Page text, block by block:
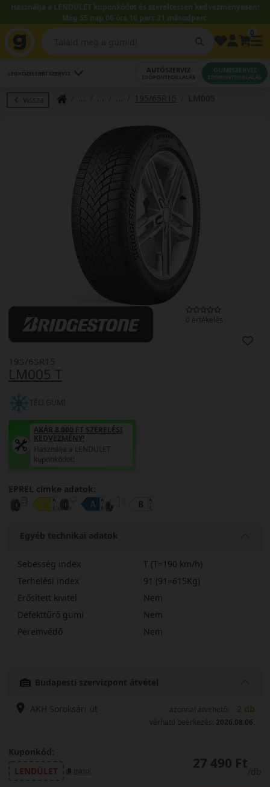
Használja a LENDÜLET kuponkódot és szereltessen kedvezményesen!
Még 55 nap 06 óra 16 perc 31 másodperc.
LEGKÖZELEBBI SZERVIZ AUTÓSZERVIZ
IDŐPONTFOGLALÁS
GUMISZERVIZ
IDŐPONTFOGLALÁS
Vissza 195/65R15
0 értékelés
LM005 T
195/65R15
TÉLI GUMI
AKÁR 8.000 FT SZERELÉSI
KEDVEZMÉNY!
Használja a LENDÜLET
kuponkódot!
EPREL cimke adatok:
Egyéb technikai adatok
Sebesség index
T (T=190 km/h)
Terhelési index
91 (91=615Kg)
Erősített kivitel
Nem
Defekttűrő gumi
Nem
Peremvédő
Nem
Budapesti szervizpont átvétel
AKH Soroksári út azonnal átvehető: 2 db
várható beérkezés: 2026.08.06.
Kuponkód:
LENDÜLET
másol 27 490 Ft
/db